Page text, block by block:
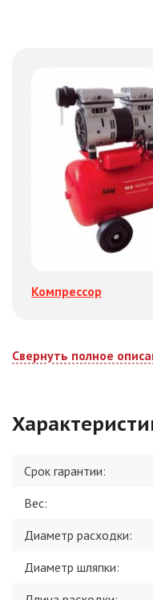
Компрессор
Свернуть полное
Срок гарантии:
Вес:
Диаметр расходки:
Диаметр шляпки: